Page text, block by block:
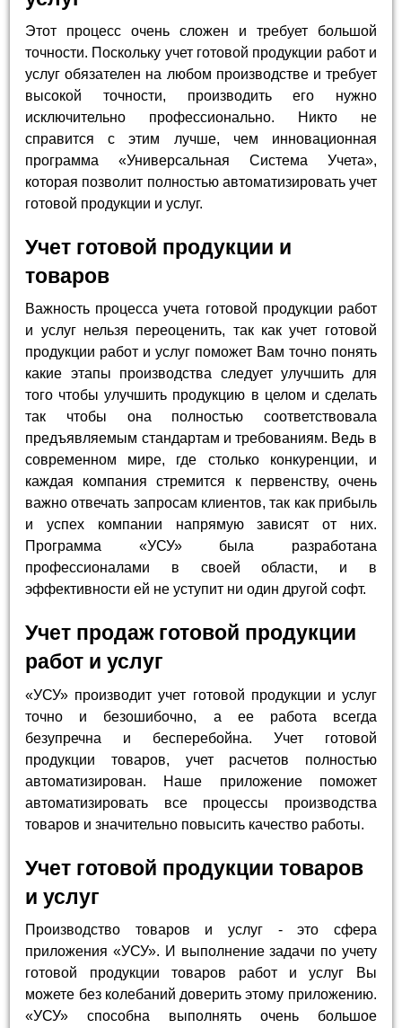
Этот процесс очень сложен и требует большой
точности. Поскольку учет готовой продукции работ и
услуг обязателен на любом производстве и требует
высокой точности, производить его нужно
исключительно профессионально. Никто не
справится с этим лучше, чем инновационная
программа «Универсальная Система Учета»,
которая позволит полностью автоматизировать учет
готовой продукции и услуг.
Учет готовой продукции и
товаров
Важность процесса учета готовой продукции работ
и услуг нельзя переоценить, так как учет готовой
продукции работ и услуг поможет Вам точно понять
какие этапы производства следует улучшить для
того чтобы улучшить продукцию в целом и сделать
так чтобы она полностью соответствовала
предъявляемым стандартам и требованиям. Ведь в
современном мире, где столько конкуренции, и
каждая компания стремится к первенству, очень
важно отвечать запросам клиентов, так как прибыль
и успех компании напрямую зависят от них.
Программа «УСУ» была разработана
профессионалами в своей области, и в
эффективности ей не уступит ни один другой софт.
Учет продаж готовой продукции
работ и услуг
«УСУ» производит учет готовой продукции и услуг
точно и безошибочно, а ее работа всегда
безупречна и бесперебойна. Учет готовой
продукции товаров, учет расчетов полностью
автоматизирован. Наше приложение поможет
автоматизировать все процессы производства
товаров и значительно повысить качество работы.
Учет готовой продукции товаров
и услуг
Производство товаров и услуг - это сфера
приложения «УСУ». И выполнение задачи по учету
готовой продукции товаров работ и услуг Вы
можете без колебаний доверить этому приложению.
«УСУ» способна выполнять очень большое